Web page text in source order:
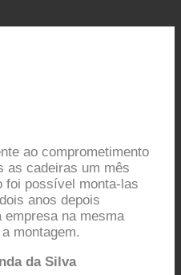
ao comprometimento
as cadeiras um mês
foi possível monta-las
anos depois
empresa na mesma
montagem.
da Silva